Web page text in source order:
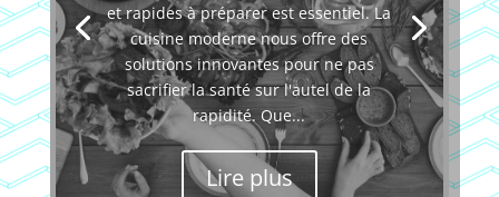
et rapides à préparer est essentiel. La
cuisine moderne nous offre des
solutions innovantes pour ne pas
sacrifier la santé sur l'autel de la
rapidité. Que...
Lire plus